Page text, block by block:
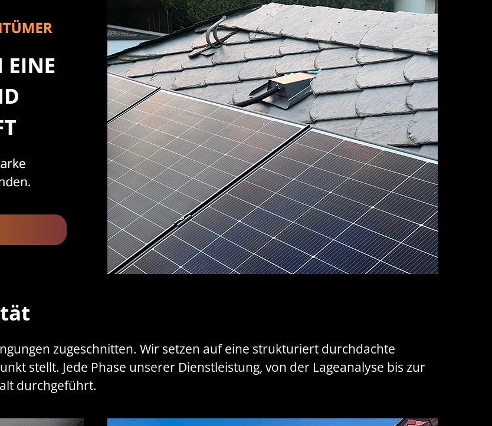
zugeschnitten. Wir setzen auf eine strukturiert durchdachte
stellt. Jede Phase unserer Dienstleistung, von der Lageanalyse bis zur
durchgeführt.